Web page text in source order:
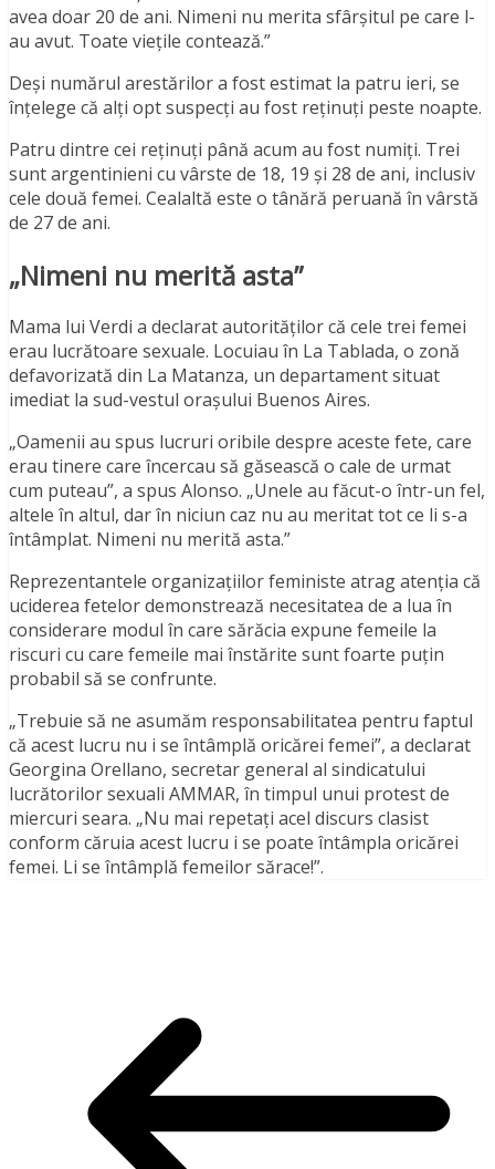
avea doar 20 de ani. Nimeni nu merita sfârșitul pe care l-
au avut. Toate viețile contează.”
Deși numărul arestărilor a fost estimat la patru ieri, se
înțelege că alți opt suspecți au fost reținuți peste noapte.
Patru dintre cei reținuți până acum au fost numiți. Trei
sunt argentinieni cu vârste de 18, 19 și 28 de ani, inclusiv
cele două femei. Cealaltă este o tânără peruană în vârstă
de 27 de ani.
„Nimeni nu merită asta”
Mama lui Verdi a declarat autorităților că cele trei femei
erau lucrătoare sexuale. Locuiau în La Tablada, o zonă
defavorizată din La Matanza, un departament situat
imediat la sud-vestul orașului Buenos Aires.
„Oamenii au spus lucruri oribile despre aceste fete, care
erau tinere care încercau să găsească o cale de urmat
cum puteau”, a spus Alonso. „Unele au făcut-o într-un fel,
altele în altul, dar în niciun caz nu au meritat tot ce li s-a
întâmplat. Nimeni nu merită asta.”
Reprezentantele organizațiilor feministe atrag atenția că
uciderea fetelor demonstrează necesitatea de a lua în
considerare modul în care sărăcia expune femeile la
riscuri cu care femeile mai înstărite sunt foarte puțin
probabil să se confrunte.
„Trebuie să ne asumăm responsabilitatea pentru faptul
că acest lucru nu i se întâmplă oricărei femei”, a declarat
Georgina Orellano, secretar general al sindicatului
lucrătorilor sexuali AMMAR, în timpul unui protest de
miercuri seara. „Nu mai repetați acel discurs clasist
conform căruia acest lucru i se poate întâmpla oricărei
femei. Li se întâmplă femeilor sărace!”.